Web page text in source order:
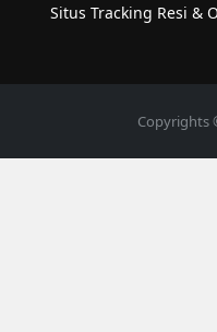
Situs Tracking Resi &
Copyrights